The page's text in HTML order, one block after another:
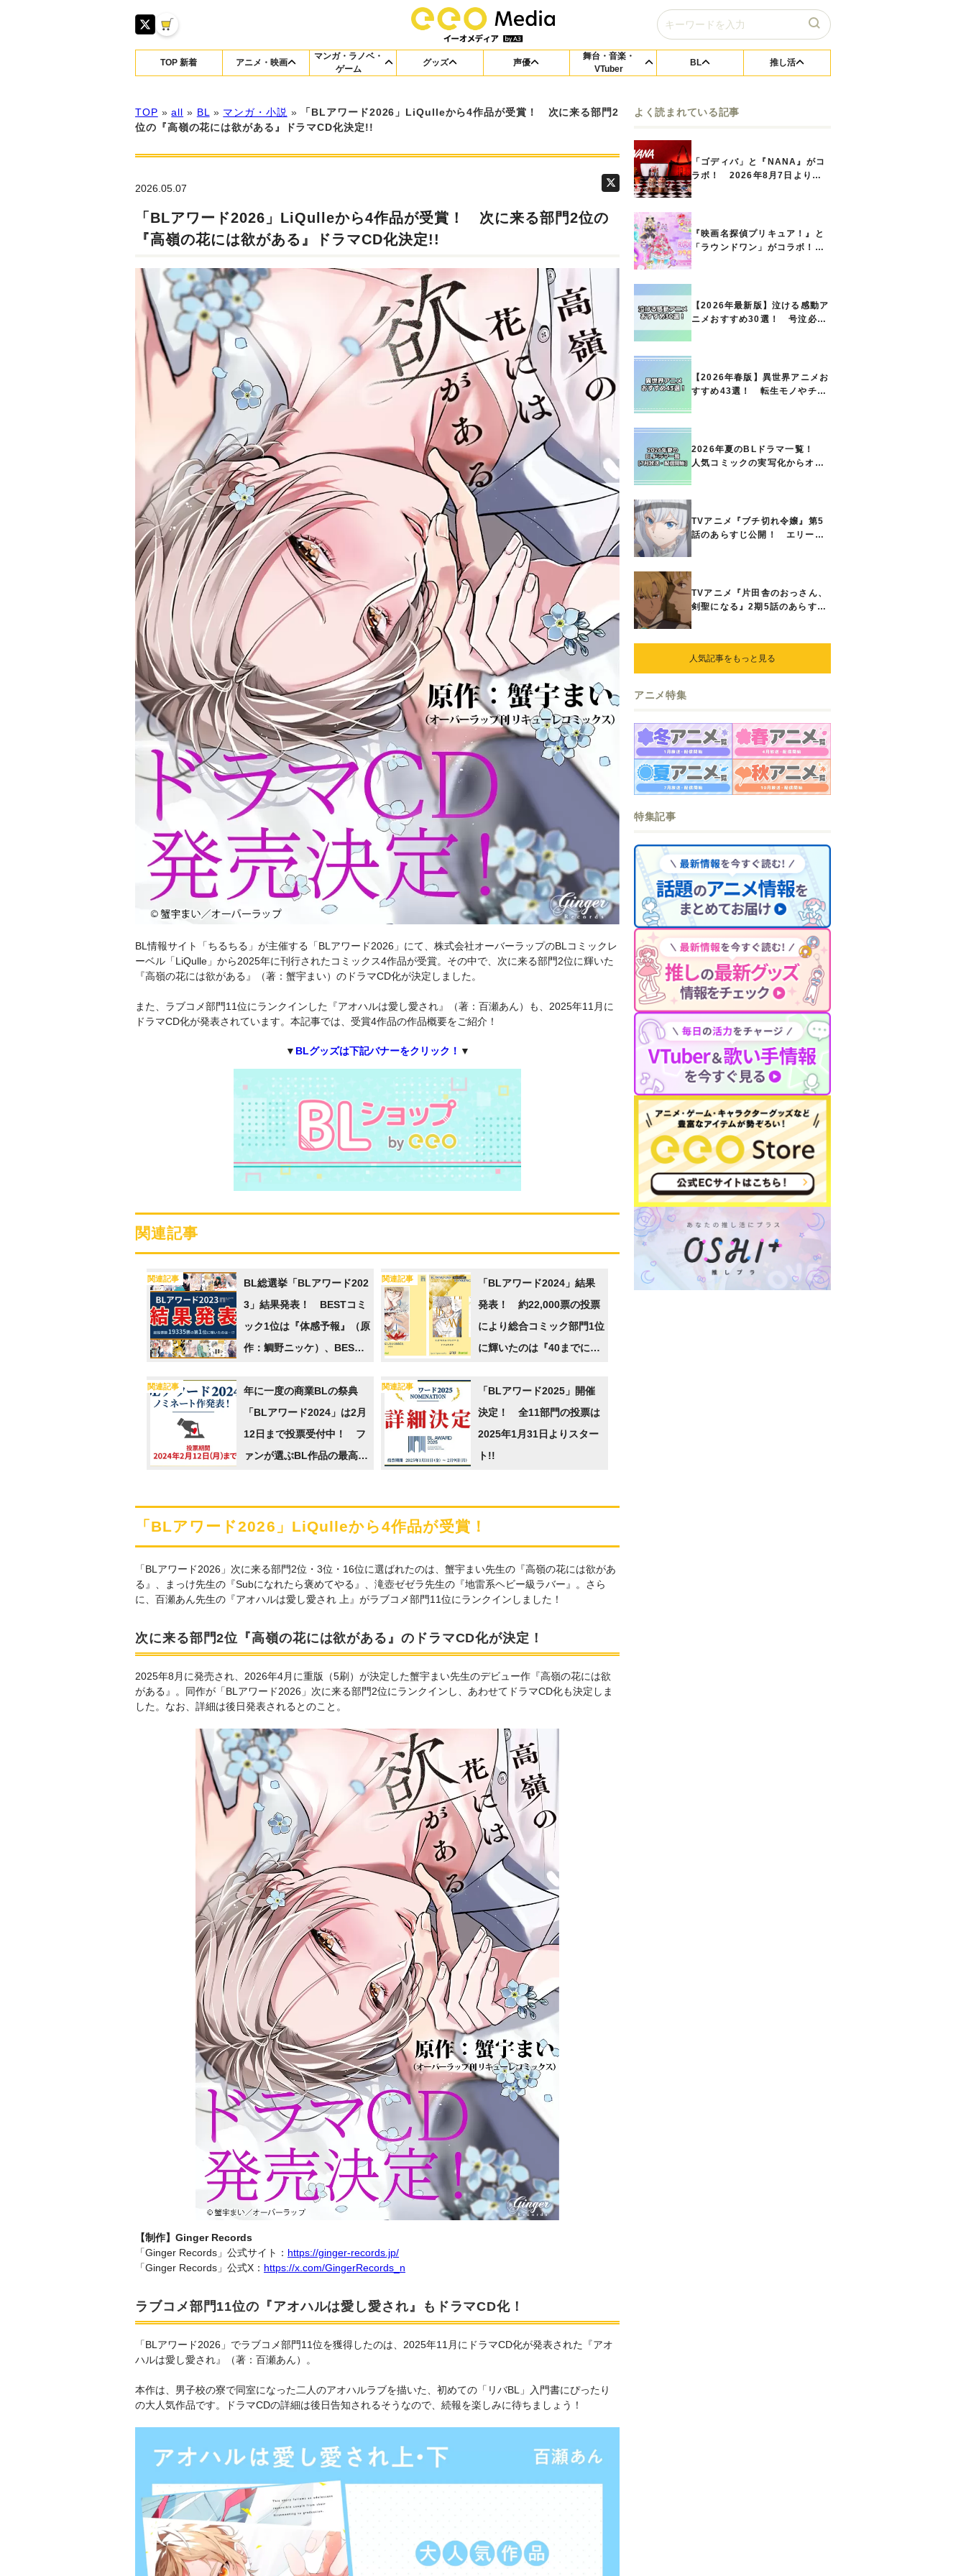
TOP 新着 アニメ・映画
マンガ・ラノベ・
ゲーム
グッズ 声優
舞台・音楽・
VTuber
BL 推し活
TOP »all » BL » マンガ・小説 »
「BLアワード2026」LiQulleから4作品が受賞！ 次に来る部門2
位の『高嶺の花には欲がある』ドラマCD化決定!!
2026.05.07
「BLアワード2026」LiQulleから4作品が受賞！ 次に来る部門2位の
『高嶺の花には欲がある』ドラマCD化決定!!
BL情報サイト「ちるちる」が主催する「BLアワード2026」にて、株式会社オーバーラップのBLコミックレ
ーベル「LiQulle」から2025年に刊行されたコミックス4作品が受賞。その中で、次に来る部門2位に輝いた
『高嶺の花には欲がある』（著：蟹宇まい）のドラマCD化が決定しました。
また、ラブコメ部門11位にランクインした『アオハルは愛し愛され』（著：百瀬あん）も、2025年11月に
ドラマCD化が発表されています。本記事では、受賞4作品の作品概要をご紹介！
▼ BLグッズは下記バナーをクリック！ ▼
関連記事
関連記事
BL総選挙「BLアワード202
3」結果発表！ BESTコミ
ック1位は『体感予報』（原
作：鯛野ニッケ）、BEST
関連記事
「BLアワード2024」結果
発表！ 約22,000票の投票
により総合コミック部門1位
に輝いたのは『40までにし
関連記事
年に一度の商業BLの祭典
「BLアワード2024」は2月
12日まで投票受付中！ フ
ァンが選ぶBL作品の最高峰
関連記事
「BLアワード2025」開催
決定！ 全11部門の投票は
2025年1月31日よりスター
ト!!
「BLアワード2026」LiQulleから4作品が受賞！
「BLアワード2026」次に来る部門2位・3位・16位に選ばれたのは、蟹宇まい先生の『高嶺の花には欲があ
る』、まっけ先生の『Subになれたら褒めてやる』、滝壺ゼゼラ先生の『地雷系ヘビー級ラバー』。さら
に、百瀬あん先生の『アオハルは愛し愛され 上』がラブコメ部門11位にランクインしました！
次に来る部門2位『高嶺の花には欲がある』のドラマCD化が決定！
2025年8月に発売され、2026年4月に重版（5刷）が決定した蟹宇まい先生のデビュー作『高嶺の花には欲
がある』。同作が「BLアワード2026」次に来る部門2位にランクインし、あわせてドラマCD化も決定しま
した。なお、詳細は後日発表されるとのこと。
【制作】Ginger Records
「Ginger Records」公式サイト： https://ginger-records.jp/
「Ginger Records」公式X： https://x.com/GingerRecords_n
ラブコメ部門11位の『アオハルは愛し愛され』もドラマCD化！
「BLアワード2026」でラブコメ部門11位を獲得したのは、2025年11月にドラマCD化が発表された『アオ
ハルは愛し愛され』（著：百瀬あん）。
本作は、男子校の寮で同室になった二人のアオハルラブを描いた、初めての「リバBL」入門書にぴったり
の大人気作品です。ドラマCDの詳細は後日告知されるそうなので、続報を楽しみに待ちましょう！
よく読まれている記事
「ゴディバ」と『NANA』がコ
ラボ！ 2026年8月7日よりシ
『映画名探偵プリキュア！』と
「ラウンドワン」がコラボ！
【2026年最新版】泣ける感動ア
ニメおすすめ30選！ 号泣必須
【2026年春版】異世界アニメお
すすめ43選！ 転生モノやチー
2026年夏のBLドラマ一覧！
人気コミックの実写化からオリ
TVアニメ『ブチ切れ令嬢』第5
話のあらすじ公開！ エリーの
TVアニメ『片田舎のおっさん、
剣聖になる』2期5話のあらすじ
人気記事をもっと見る
アニメ特集
特集記事